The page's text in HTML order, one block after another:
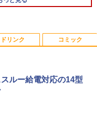
ド【Win11正式対応】
ル期間中ポイント5倍】中
27インチ サイズ選択可
/ VGA / DVI 端子
すすめ 動作確認済み 30
中学校・直前対策合格セ
) 中学受験 過去問の傾向
宅学習 送料無料 / 受験
P40i オフホワイト
feat. Flo Milli, ATL Jacob
ドリンク
ラベルレス 500ml ×24本
ナジウム含有 水 ミネラル
ボトル 静岡県産 500ミリリ
コミック
17巻 (デジタル版ビッグガ
)
ルー給電対応の14型